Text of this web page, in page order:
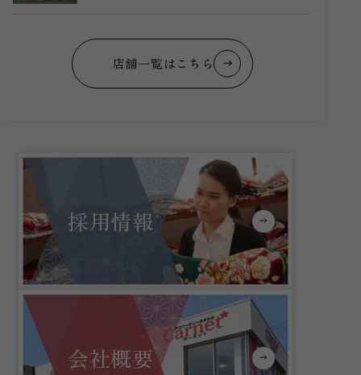
店舗一覧はこちら
採用情報
会社概要